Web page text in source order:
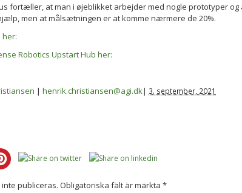
fortæller, at man i øjeblikket arbejder med nogle prototyper og
men at målsætningen er at komme nærmere de 20%.
her:
Robotics Upstart Hub her:
| henrik.christiansen@agi.dk| 3. september, 2021
publiceras. Obligatoriska fält är märkta *